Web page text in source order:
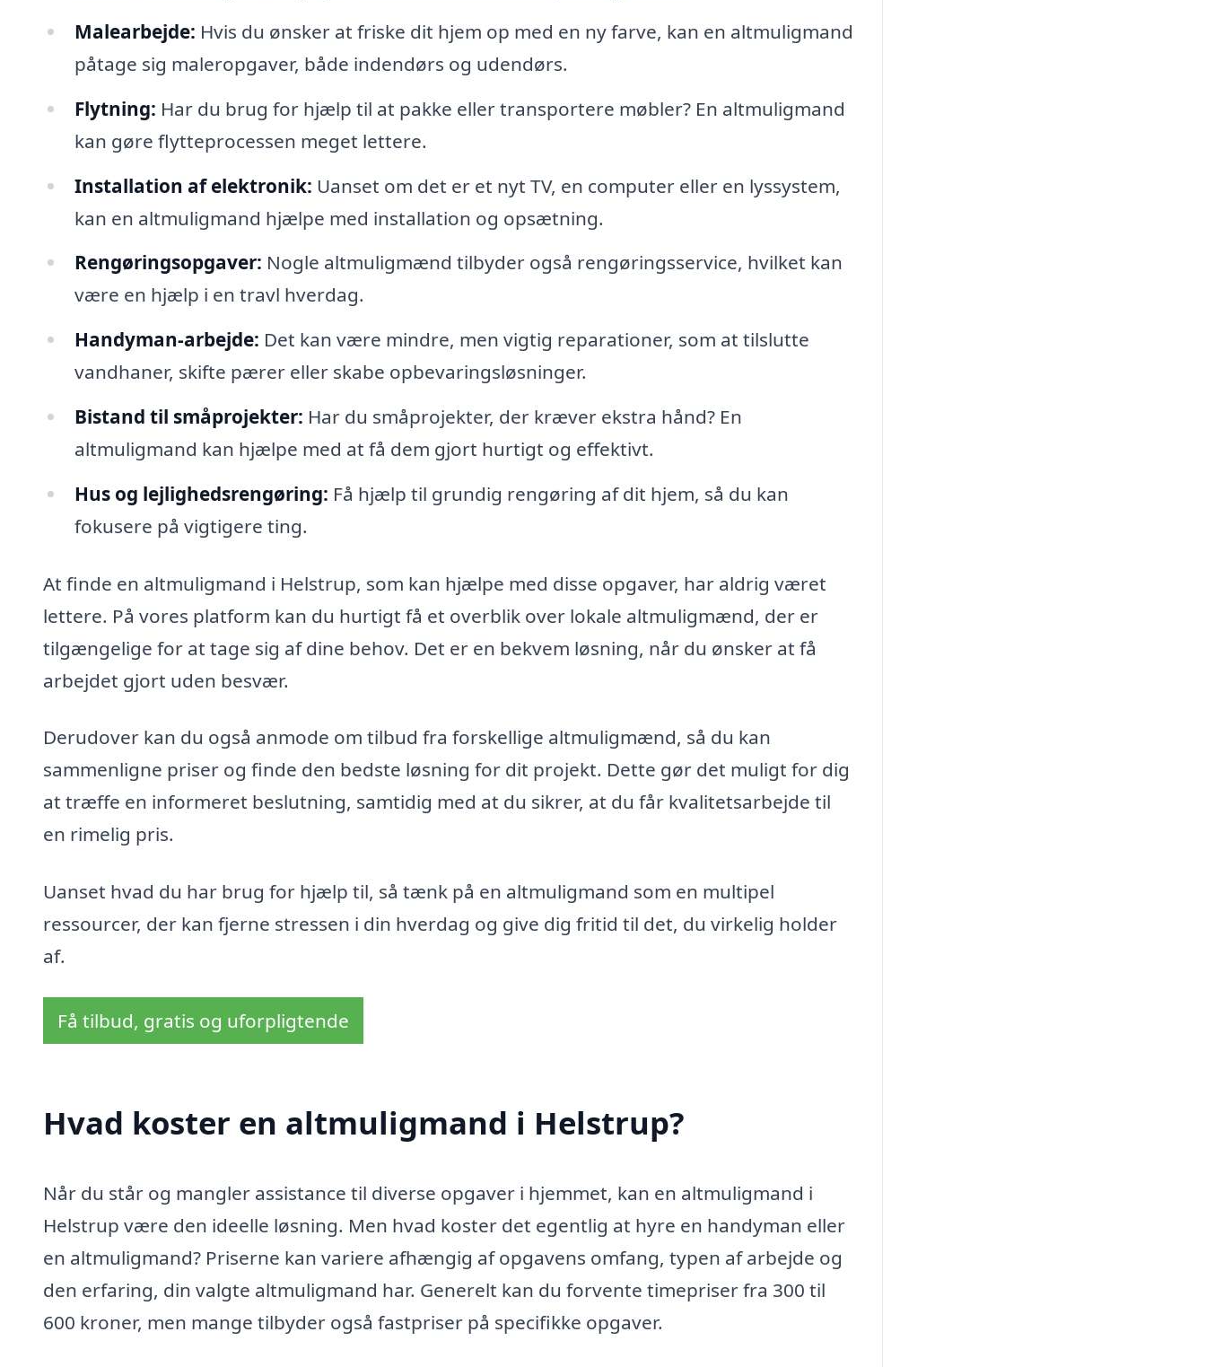
Malearbejde: Hvis du ønsker at friske dit hjem op med en ny farve, kan en altmuligmand
påtage sig maleropgaver, både indendørs og udendørs.
Flytning: Har du brug for hjælp til at pakke eller transportere møbler? En altmuligmand
kan gøre flytteprocessen meget lettere.
Installation af elektronik: Uanset om det er et nyt TV, en computer eller en lyssystem,
kan en altmuligmand hjælpe med installation og opsætning.
Rengøringsopgaver: Nogle altmuligmænd tilbyder også rengøringsservice, hvilket kan
være en hjælp i en travl hverdag.
Handyman-arbejde: Det kan være mindre, men vigtig reparationer, som at tilslutte
vandhaner, skifte pærer eller skabe opbevaringsløsninger.
Bistand til småprojekter: Har du småprojekter, der kræver ekstra hånd? En
altmuligmand kan hjælpe med at få dem gjort hurtigt og effektivt.
Hus og lejlighedsrengøring: Få hjælp til grundig rengøring af dit hjem, så du kan
fokusere på vigtigere ting.
At finde en altmuligmand i Helstrup, som kan hjælpe med disse opgaver, har aldrig været
lettere. På vores platform kan du hurtigt få et overblik over lokale altmuligmænd, der er
tilgængelige for at tage sig af dine behov. Det er en bekvem løsning, når du ønsker at få
arbejdet gjort uden besvær.
Derudover kan du også anmode om tilbud fra forskellige altmuligmænd, så du kan
sammenligne priser og finde den bedste løsning for dit projekt. Dette gør det muligt for dig
at træffe en informeret beslutning, samtidig med at du sikrer, at du får kvalitetsarbejde til
en rimelig pris.
Uanset hvad du har brug for hjælp til, så tænk på en altmuligmand som en multipel
ressourcer, der kan fjerne stressen i din hverdag og give dig fritid til det, du virkelig holder
af.
Få tilbud, gratis og uforpligtende
Hvad koster en altmuligmand i Helstrup?
Når du står og mangler assistance til diverse opgaver i hjemmet, kan en altmuligmand i
Helstrup være den ideelle løsning. Men hvad koster det egentlig at hyre en handyman eller
en altmuligmand? Priserne kan variere afhængig af opgavens omfang, typen af arbejde og
den erfaring, din valgte altmuligmand har. Generelt kan du forvente timepriser fra 300 til
600 kroner, men mange tilbyder også fastpriser på specifikke opgaver.